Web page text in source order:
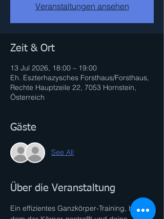
Veranstaltungen ansehen
Zeit & Ort
13 Jul 2026, 18:00 – 19:00
Eh. Eszterhazysches Forsthaus/Forsthaus,
Rechte Hauptzeile 22, 7053 Hornstein,
Österreich
Gäste
See All
Über die Veranstaltung
Ein effizientes Ganzkörper-Training, bei